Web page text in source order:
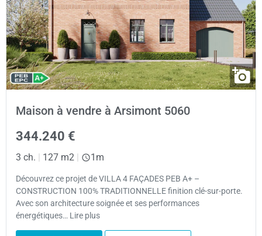
Maison à vendre à Arsimont 5060
344.240 €
3 ch. | 127 m2 | 1m
Découvrez ce projet de VILLA 4 FAÇADES PEB A+ –
CONSTRUCTION 100% TRADITIONNELLE finition clé-sur-porte.
Avec son architecture soignée et ses performances
énergétiques… Lire plus